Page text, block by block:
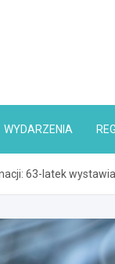
WYDARZENIA
63-latek